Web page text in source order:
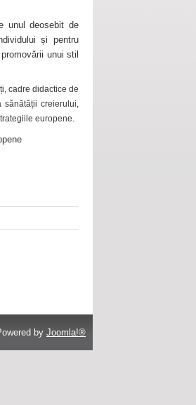
unul deosebit de
și pentru
unui stil
cadre didactice de
sănătății creierului,
europene.
by Joomla!®